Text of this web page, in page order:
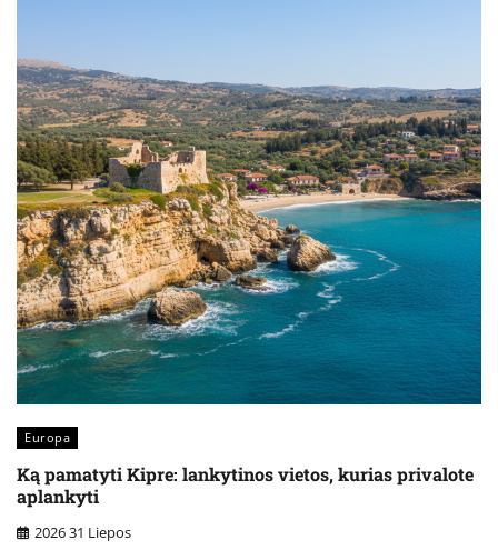
Europa
Ką pamatyti Kipre: lankytinos vietos, kurias privalote
aplankyti
2026 31 Liepos